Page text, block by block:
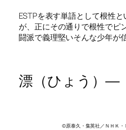
ESTPを表す単語として根性
が、正にその通りで根性でピ
闘派で義理堅いそんな少年が
漂（ひょう）―
©原泰久・集英社／ＮＨＫ・